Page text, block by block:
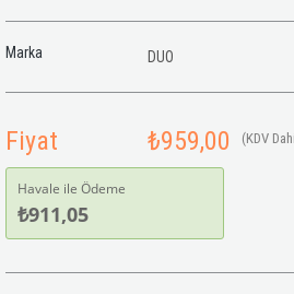
Marka DUO
Fiyat ₺959,00 (KDV
Havale ile Ödeme
₺911,05